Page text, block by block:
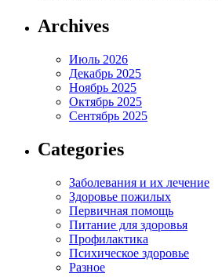
Archives
Июль 2026
Декабрь 2025
Ноябрь 2025
Октябрь 2025
Сентябрь 2025
Categories
Заболевания и их лечение
Здоровье пожилых
Первичная помощь
Питание для здоровья
Профилактика
Психическое здоровье
Разное